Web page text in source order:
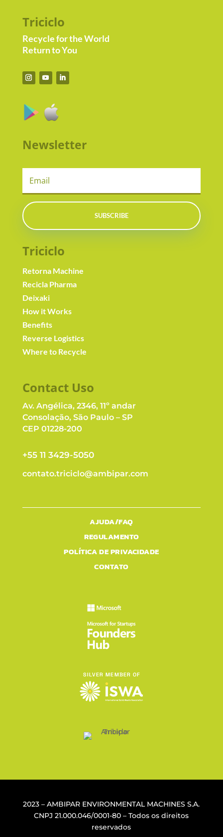
Triciclo
Recycle for the World
Return to You
Newsletter
SUBSCRIBE
Triciclo
Retorna Machine
Recicla Pharma
Deixaki
How it Works
Benefits
Reverse Logistics
Where to Recycle
Contact Uso
Av. Angélica, 2346, 11º andar
Consolação, São Paulo – SP
CEP 01228-200
+55 11 3429-5050
contato.triciclo@ambipar.com
AJUDA/FAQ
REGULAMENTO
POLÍTICA DE PRIVACIDADE
CONTATO
2023 – AMBIPAR ENVIRONMENTAL MACHINES S.A.
CNPJ21.000.046/0001-80 – Todos os direitos
reservados